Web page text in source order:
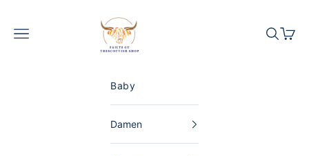
The Scottish Shop Deutschland
Menü Suchen
Baby
Damen